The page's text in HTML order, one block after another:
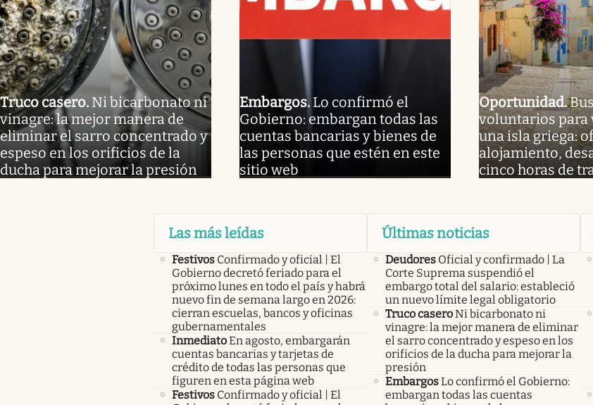
Truco casero. Ni bicarbonato ni
vinagre: la mejor manera de
eliminar el sarro concentrado y
espeso en los orificios de la
ducha para mejorar la presión
Embargos. Lo confirmó el
Gobierno: embargan todas las
cuentas bancarias y bienes de
las personas que estén en este
sitio web
Oportunidad.
voluntarios para
una isla griega:
alojamiento,
cinco horas de
Las más leídas
Festivos Confirmado y oficial | El
Gobierno decretó feriado para el
próximo lunes en todo el país y habrá
nuevo fin de semana largo en 2026:
cierran escuelas, bancos y oficinas
gubernamentales
InmediatoEn agosto, embargarán
cuentas bancarias y tarjetas de
crédito de todas las personas que
figuren en esta página web
Festivos Confirmado y oficial | El
Últimas noticias
Deudores Oficial y confirmado | La
Corte Suprema suspendió el
embargo total del salario: estableció
un nuevo límite legal obligatorio
Truco caseroNi bicarbonato ni
vinagre: la mejor manera de eliminar
el sarro concentrado y espeso en los
orificios de la ducha para mejorar la
presión
EmbargosLo confirmó el Gobierno:
embargan todas las cuentas